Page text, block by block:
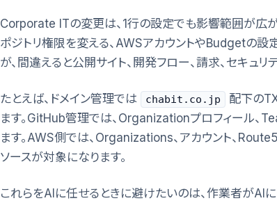
Corporate ITの変更は、1行の設定でも影響範囲が広が
ポジトリ権限を変える、AWSアカウントやBudgetの設
が、間違えると公開サイト、開発フロー、請求、セキュリ
たとえば、ドメイン管理では chabit.co.jp
配下の
ます。GitHub管理では、Organizationプロフィール、
ます。AWS側では、Organizations、アカウント、
ソースが対象になります。
これらをAIに任せるときに避けたいのは、作業者がAI